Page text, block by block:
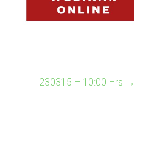
230315 – 10:00 Hrs →